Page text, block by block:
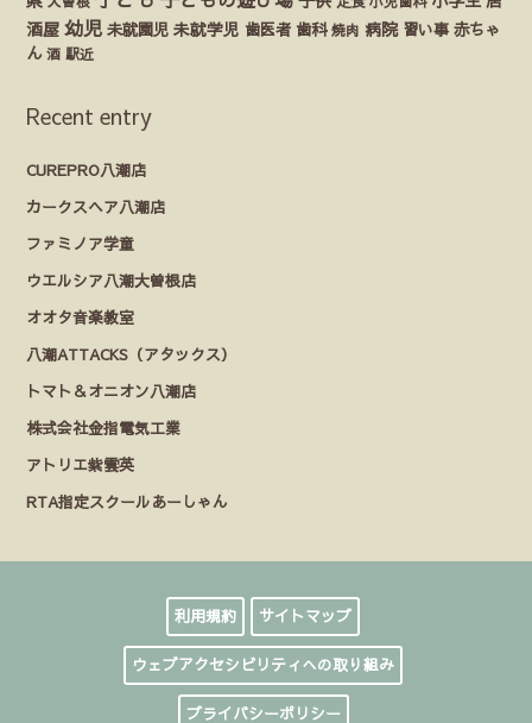
酒屋 幼児 未就園児 未就学児 歯医者 歯科 焼肉 病院 習い事 赤ちゃ
ん 酒 駅近
Recent entry
CUREPRO八潮店
カークスヘア八潮店
ファミノア学童
ウエルシア八潮大曽根店
オオタ音楽教室
八潮ATTACKS（アタックス）
トマト＆オニオン八潮店
株式会社金指電気工業
アトリエ紫雲英
RTA指定スクールあーしゃん
利用規約 サイトマップ
ウェブアクセシビリティへの取り組み
プライバシーポリシー